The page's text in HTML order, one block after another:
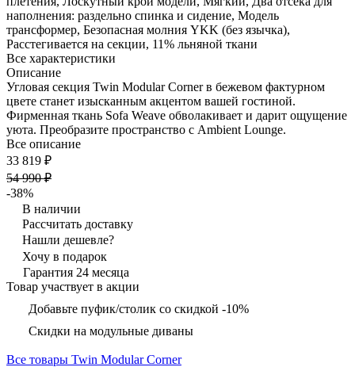
наполнения: раздельно спинка и сидение, Модель
трансформер, Безопасная молния YKK (без язычка),
Расстегивается на секции, 11% льняной ткани
Все характеристики
Описание
Угловая секция Twin Modular Corner в бежевом фактурном
цвете станет изысканным акцентом вашей гостиной.
Фирменная ткань Sofa Weave обволакивает и дарит ощущение
уюта. Преобразите пространство с Ambient Lounge.
Все описание
33 819 ₽
54 990 ₽
-38%
В наличии
Рассчитать доставку
Нашли дешевле?
Хочу в подарок
Гарантия 24 месяца
Товар участвует в акции
Добавьте пуфик/столик со скидкой -10%
Скидки на модульные диваны
Все товары Twin Modular Corner